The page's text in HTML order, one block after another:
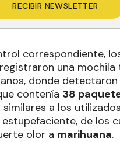
RECIBIR NEWSLETTER
correspondiente,
registraron una mochila
donde detectaron
contenía 38
a los
de los
olor a marihuana.